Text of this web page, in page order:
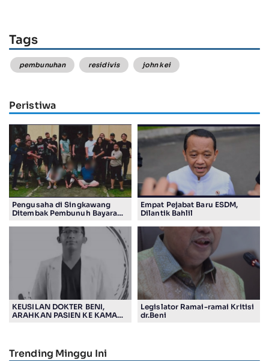
Tags
pembunuhan residivis john kei
Peristiwa
Pengusaha di Singkawang
Ditembak Pembunuh Bayaran
Empat Pejabat Baru ESDM,
Dilantik Bahlil
KEUSILAN DOKTER BENI,
ARAHKAN PASIEN KE KAMAR
Legislator Ramai-ramai Kritisi
dr.Beni
Trending Minggu Ini